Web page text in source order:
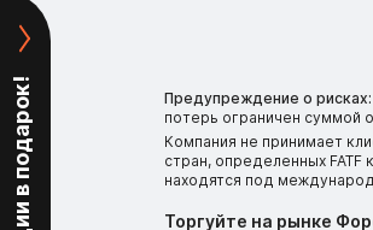
Предупреждение о рисках:
потерь ограничен суммой
Компания не принимает
стран, определенных
находятся под
Торгуйте на рынке